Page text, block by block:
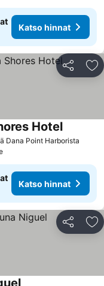
Katso hinnat
Jaa
Dana Point Harborista
Hotel
Katso hinnat
Jaa